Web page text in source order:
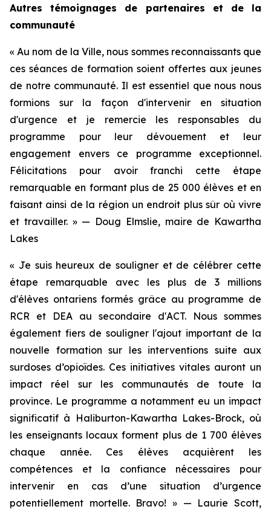
Autres témoignages de partenaires et de la
communauté
« Au nom de la Ville, nous sommes reconnaissants que
ces séances de formation soient offertes aux jeunes
de notre communauté. Il est essentiel que nous nous
formions sur la façon d'intervenir en situation
d'urgence et je remercie les responsables du
programme pour leur dévouement et leur
engagement envers ce programme exceptionnel.
Félicitations pour avoir franchi cette étape
remarquable en formant plus de 25 000 élèves et en
faisant ainsi de la région un endroit plus sûr où vivre
et travailler. » — Doug Elmslie, maire de Kawartha
Lakes
« Je suis heureux de souligner et de célébrer cette
étape remarquable avec les plus de 3 millions
d'élèves ontariens formés grâce au programme de
RCR et DEA au secondaire d'ACT. Nous sommes
également fiers de souligner l'ajout important de la
nouvelle formation sur les interventions suite aux
surdoses d’opioïdes. Ces initiatives vitales auront un
impact réel sur les communautés de toute la
province. Le programme a notamment eu un impact
significatif à Haliburton-Kawartha Lakes-Brock, où
les enseignants locaux forment plus de 1 700 élèves
chaque année. Ces élèves acquièrent les
compétences et la confiance nécessaires pour
intervenir en cas d’une situation d’urgence
potentiellement mortelle. Bravo! » — Laurie Scott,